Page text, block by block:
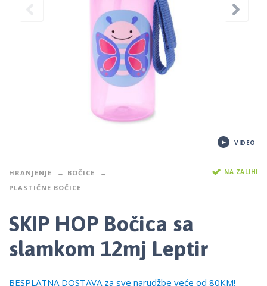
VIDEO
HRANJENJE
BOČICE
PLASTIČNE BOČICE
NA ZALIHI
SKIP HOP Bočica sa
slamkom 12mj Leptir
BESPLATNA DOSTAVA za sve narudžbe veće od 80KM!